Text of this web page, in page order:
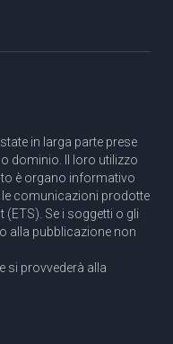
in larga parte prese
dominio. Il loro utilizzo
è organo informativo
le comunicazioni prodotte
Se i soggetti o gli
alla pubblicazione non
e si provvederà alla